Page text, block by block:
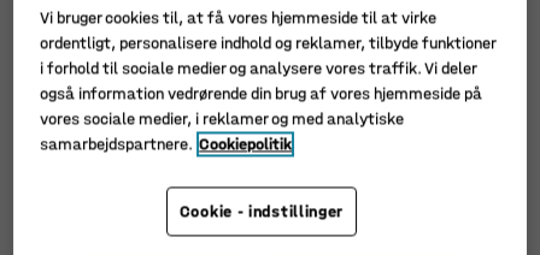
Vi bruger cookies til, at få vores hjemmeside til at virke
ordentligt, personalisere indhold og reklamer, tilbyde funktioner
i forhold til sociale medier og analysere vores traffik. Vi deler
også information vedrørende din brug af vores hjemmeside på
vores sociale medier, i reklamer og med analytiske
samarbejdspartnere. Cookiepolitik
Cookie - indstillinger